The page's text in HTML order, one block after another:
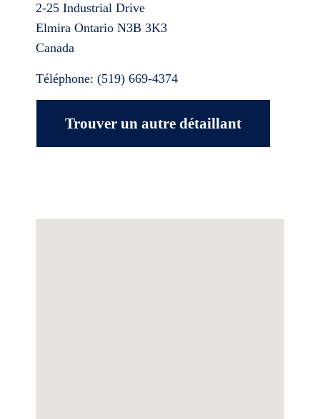
2-25 Industrial Drive
Elmira Ontario N3B 3K3
Canada
Téléphone: (519) 669-4374
Trouver un autre détaillant